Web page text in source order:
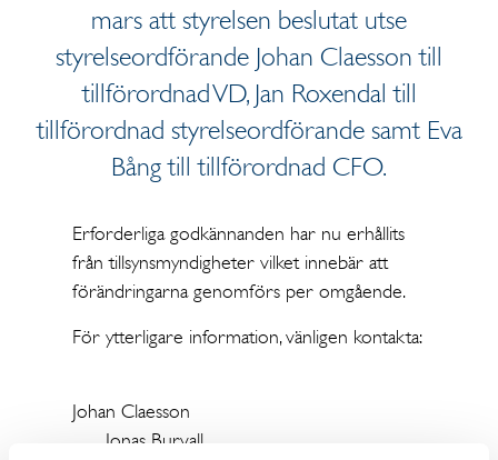
mars att styrelsen beslutat utse
styrelseordförande Johan Claesson till
tillförordnad VD, Jan Roxendal till
tillförordnad styrelseordförande samt Eva
Bång till tillförordnad CFO.
Erforderliga godkännanden har nu erhållits
från tillsynsmyndigheter vilket innebär att
förändringarna genomförs per omgående.
För ytterligare information, vänligen kontakta:
Johan Claesson
Jonas Burvall